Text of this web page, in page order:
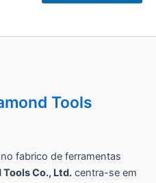
Tools
fabrico de ferramentas
Co., Ltd. centra-se em